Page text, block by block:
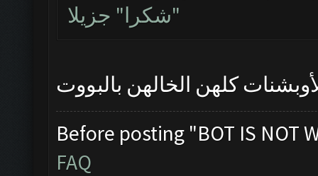
شكرا" جزيلا"
كلهن الخالهن بالبووت
Before posting "BOT IS NOT
FAQ